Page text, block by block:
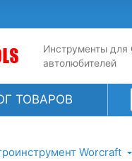
Инструменты
автолюбителей
ТОВАРОВ
Worcraft